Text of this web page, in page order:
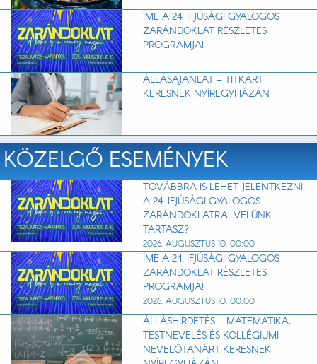
ÍME A 24. IFJÚSÁGI GYALOGOS
ZARÁNDOKLAT RÉSZLETES
PROGRAMJA!
ÁLLÁSAJÁNLAT – TITKÁRT
KERESNEK NYÍREGYHÁZÁN
KÖZELGŐ ESEMÉNYEK
TOVÁBBRA IS LEHET JELENTKEZNI
A 24. IFJÚSÁGI GYALOGOS
ZARÁNDOKLATRA. VELÜNK
TARTASZ?
2026. AUGUSZTUS 10. 00:00
ÍME A 24. IFJÚSÁGI GYALOGOS
ZARÁNDOKLAT RÉSZLETES
PROGRAMJA!
2026. AUGUSZTUS 10. 00:00
ÁLLÁSHIRDETÉS – MATEMATIKA,
TESTNEVELÉS ÉS KOLLÉGIUMI
NEVELŐTANÁRT KERESNEK